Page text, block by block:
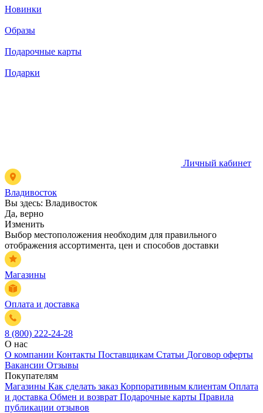
Новинки
Образы
Подарочные карты
Подарки
Личный кабинет
Владивосток
Вы здесь: Владивосток
Да, верно
Изменить
Выбор местоположения необходим для правильного
отображения ассортимента, цен и способов доставки
Магазины
Оплата и доставка
8 (800) 222-24-28
О нас
О компании Контакты Поставщикам Статьи Договор оферты
Вакансии Отзывы
Покупателям
Магазины Как сделать заказ Корпоративным клиентам Оплата
и доставка Обмен и возврат Подарочные карты Правила
публикации отзывов